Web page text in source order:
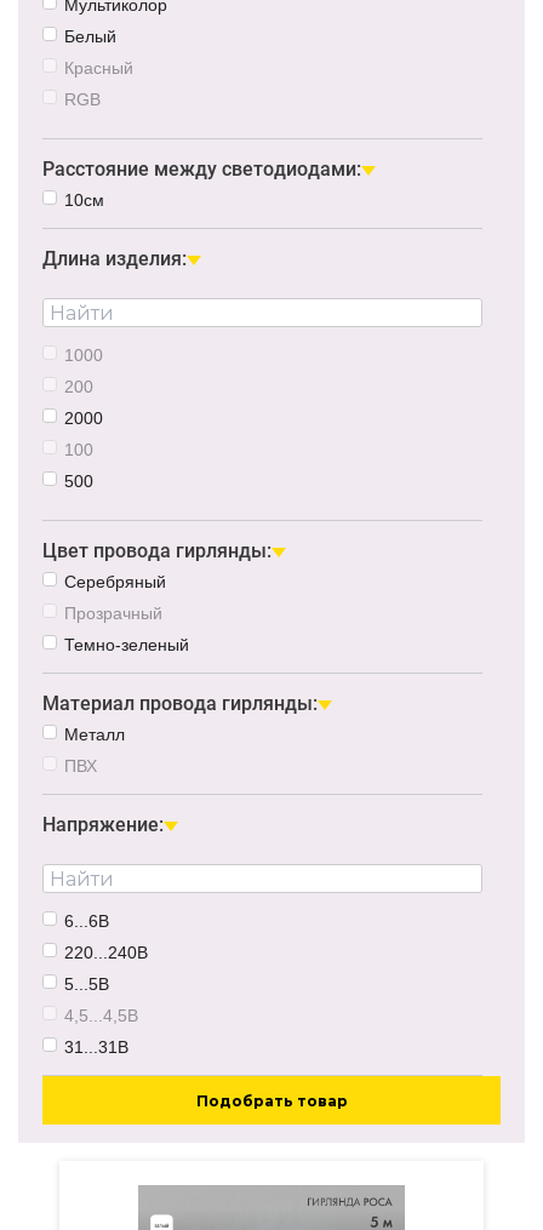
Мультиколор
Белый
Красный
RGB
Желтый
Розовый
Расстояние между светодиодами:
10см
Длина изделия:
1000
200
2000
100
500
300
5000
Цвет провода гирлянды:
Серебряный
Прозрачный
Темно-зеленый
Материал провода гирлянды:
Металл
ПВХ
Напряжение:
6...6В
220...240В
5...5В
4,5...4,5В
31...31В
Подобрать товар